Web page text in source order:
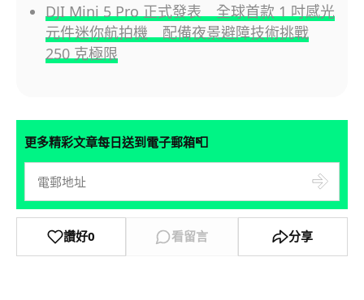
DJI Mini 5 Pro 正式發表 全球首款 1 吋感光
元件迷你航拍機 配備夜景避障技術挑戰
250 克極限
更多精彩文章每日送到電子郵箱📮
讚好0 看留言 分享